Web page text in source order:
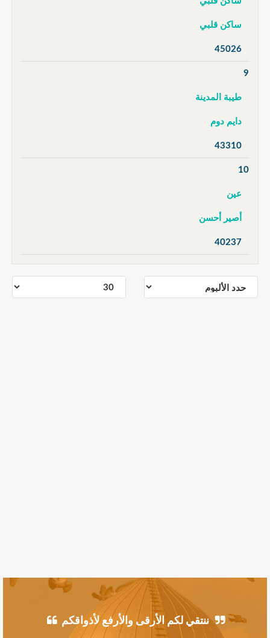
ساكن قلبي
45026
9
طيبة المدينة
دايم دوم
43310
10
عين
أصير أحسن
40237
ننتقي لكم الأرقى والأرفع لأذواقكم